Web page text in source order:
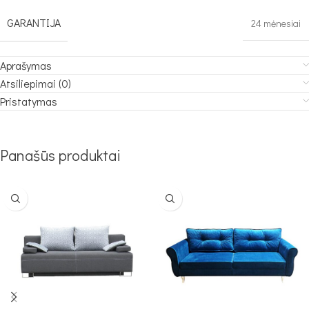
GARANTIJA 24 mėnesiai
Aprašymas
Atsiliepimai (0)
Pristatymas
Panašūs produktai